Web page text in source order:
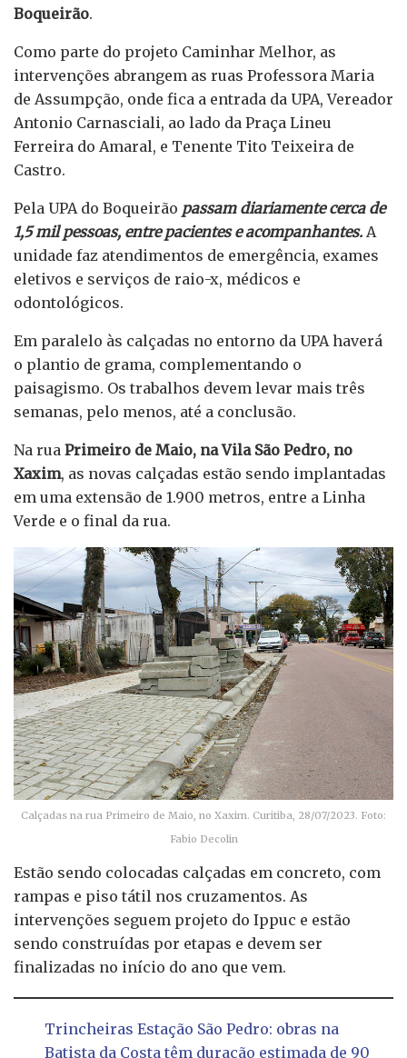
Boqueirão.
Como parte do projeto Caminhar Melhor, as
intervenções abrangem as ruas Professora Maria
de Assumpção, onde fica a entrada da UPA, Vereador
Antonio Carnasciali, ao lado da Praça Lineu
Ferreira do Amaral, e Tenente Tito Teixeira de
Castro.
Pela UPA do Boqueirão passam diariamente cerca de
1,5 mil pessoas, entre pacientes e acompanhantes. A
unidade faz atendimentos de emergência, exames
eletivos e serviços de raio-x, médicos e
odontológicos.
Em paralelo às calçadas no entorno da UPA haverá
o plantio de grama, complementando o
paisagismo. Os trabalhos devem levar mais três
semanas, pelo menos, até a conclusão.
Na rua Primeiro de Maio, na Vila São Pedro, no
Xaxim, as novas calçadas estão sendo implantadas
em uma extensão de 1.900 metros, entre a Linha
Verde e o final da rua.
Calçadas na rua Primeiro de Maio, no Xaxim. Curitiba, 28/07/2023. Foto:
Fabio Decolin
Estão sendo colocadas calçadas em concreto, com
rampas e piso tátil nos cruzamentos. As
intervenções seguem projeto do Ippuc e estão
sendo construídas por etapas e devem ser
finalizadas no início do ano que vem.
Trincheiras Estação São Pedro: obras na
Batista da Costa têm duração estimada de 90